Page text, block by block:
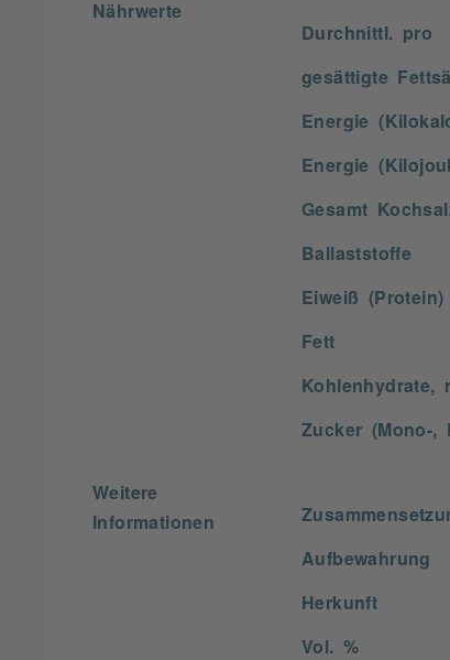
Nährwerte
Durchnittl. pro
gesättigte
Energie
Energie
Gesamt
Ballaststoffe
Eiweiß (Protein)
Fett
Kohlenhydrate,
Zucker (Mono-,
Weitere
Informationen
Aufbewahrung
Herkunft
Vol. %